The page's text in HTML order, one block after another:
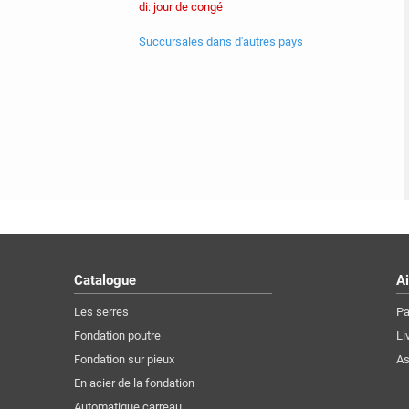
di: jour de congé
Succursales dans d'autres pays
Catalogue
Les serres
Fondation poutre
Fondation sur pieux
En acier de la fondation